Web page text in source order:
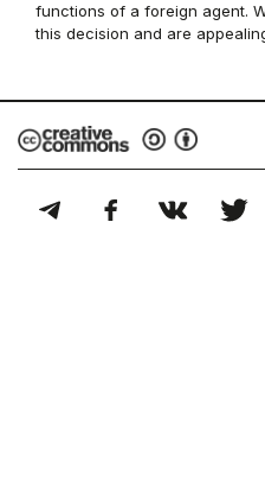
functions of a foreign agent.
this decision and are